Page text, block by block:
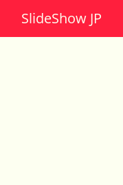
SlideShow JP